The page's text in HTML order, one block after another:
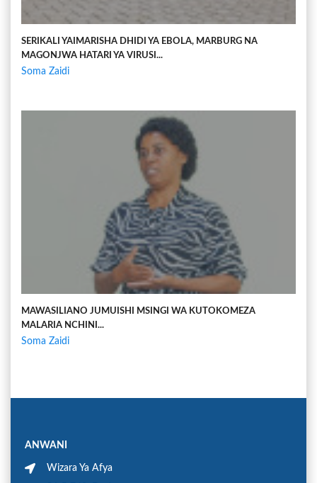
SERIKALI YAIMARISHA DHIDI YA EBOLA, MARBURG NA
MAGONJWA HATARI YA VIRUSI...
Soma Zaidi
MAWASILIANO JUMUISHI MSINGI WA KUTOKOMEZA
MALARIA NCHINI...
Soma Zaidi
ANWANI
Wizara Ya Afya